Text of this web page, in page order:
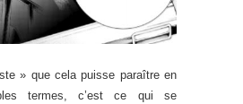
» que cela puisse paraître en
termes, c’est ce qui se